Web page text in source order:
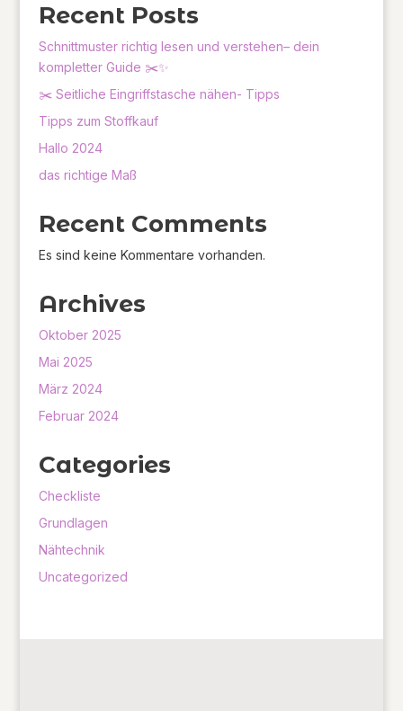
Recent Posts
Schnittmuster richtig lesen und verstehen– dein
kompletter Guide ✂️✨
✂️ Seitliche Eingriffstasche nähen- Tipps
Tipps zum Stoffkauf
Hallo 2024
das richtige Maß
Recent Comments
Es sind keine Kommentare vorhanden.
Archives
Oktober 2025
Mai 2025
März 2024
Februar 2024
Categories
Checkliste
Grundlagen
Nähtechnik
Uncategorized